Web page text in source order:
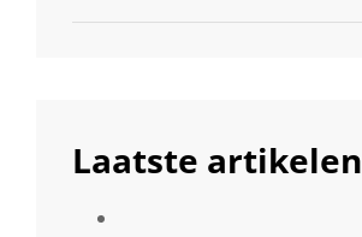
Laatste artikelen